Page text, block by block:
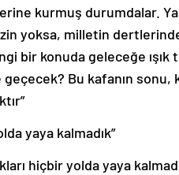
kurmuş durumdalar.
yoksa, milletin
bir konuda geleceğe
Bu kafanın sonu,
yaya kalmadık”
hiçbir yolda yaya